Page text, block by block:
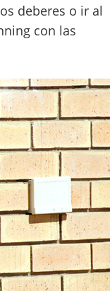
deberes o ir al
con las